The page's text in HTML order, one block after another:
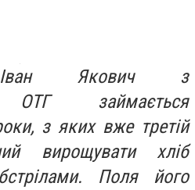
Іван Якович з
ОТГ займається
з яких вже третій
вирощувати хліб
Поля його